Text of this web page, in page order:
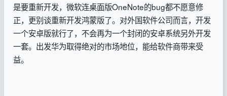
是要重新开发，微软连桌面版OneNote的bug都不愿意修
正，更别谈重新开发鸿蒙版了。对外国软件公司而言，开发
一个安卓版就行了，不会再为一个封闭的安卓系统另外开发
一套。出发华为取得绝对的市场地位，能给软件商带来受
益。